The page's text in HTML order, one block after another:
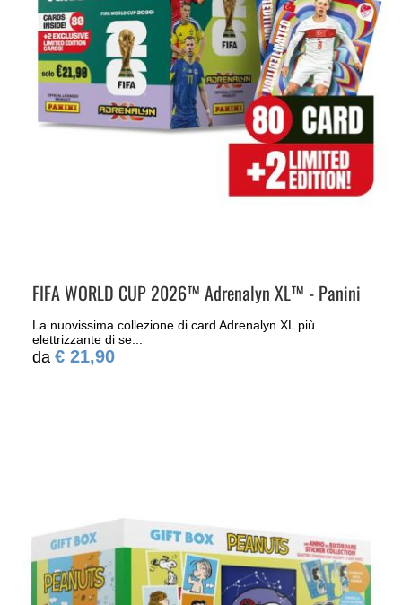
FIFA WORLD CUP 2026™ Adrenalyn XL™ - Panini
La nuovissima collezione di card Adrenalyn XL più
elettrizzante di se...
€ 21,90